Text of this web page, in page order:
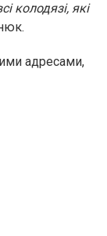
колодязі, які
адресами,